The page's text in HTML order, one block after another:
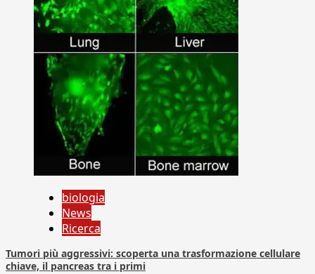
biologia
News
Ricerca
Tumori più aggressivi: scoperta una trasformazione cellulare
chiave, il pancreas tra i primi